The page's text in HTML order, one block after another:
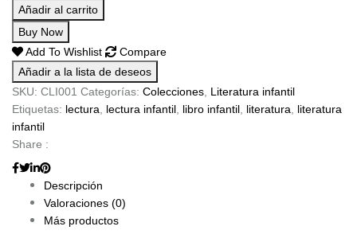
Añadir al carrito
Buy Now
Add To Wishlist
Compare
Añadir a la lista de deseos
SKU: CLI001 Categorías: Colecciones Literatura infantil
Etiquetas: lectura lectura infantil libro infantil literatura
literatura
infantil
Share :
Descripción
Valoraciones (0)
Más productos